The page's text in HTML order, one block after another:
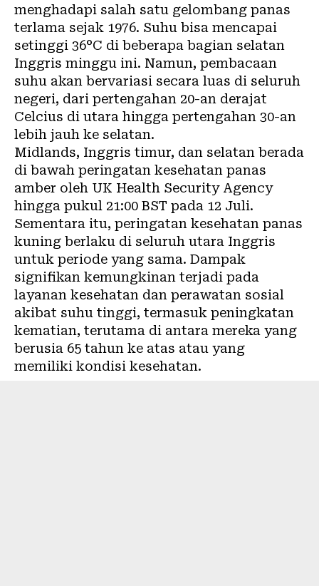
menghadapi salah satu gelombang panas
terlama sejak 1976. Suhu bisa mencapai
setinggi 36°C di beberapa bagian selatan
Inggris minggu ini. Namun, pembacaan
suhu akan bervariasi secara luas di seluruh
negeri, dari pertengahan 20-an derajat
Celcius di utara hingga pertengahan 30-an
lebih jauh ke selatan.
Midlands, Inggris timur, dan selatan berada
di bawah peringatan kesehatan panas
amber oleh UK Health Security Agency
hingga pukul 21:00 BST pada 12 Juli.
Sementara itu, peringatan kesehatan panas
kuning berlaku di seluruh utara Inggris
untuk periode yang sama. Dampak
signifikan kemungkinan terjadi pada
layanan kesehatan dan perawatan sosial
akibat suhu tinggi, termasuk peningkatan
kematian, terutama di antara mereka yang
berusia 65 tahun ke atas atau yang
memiliki kondisi kesehatan.